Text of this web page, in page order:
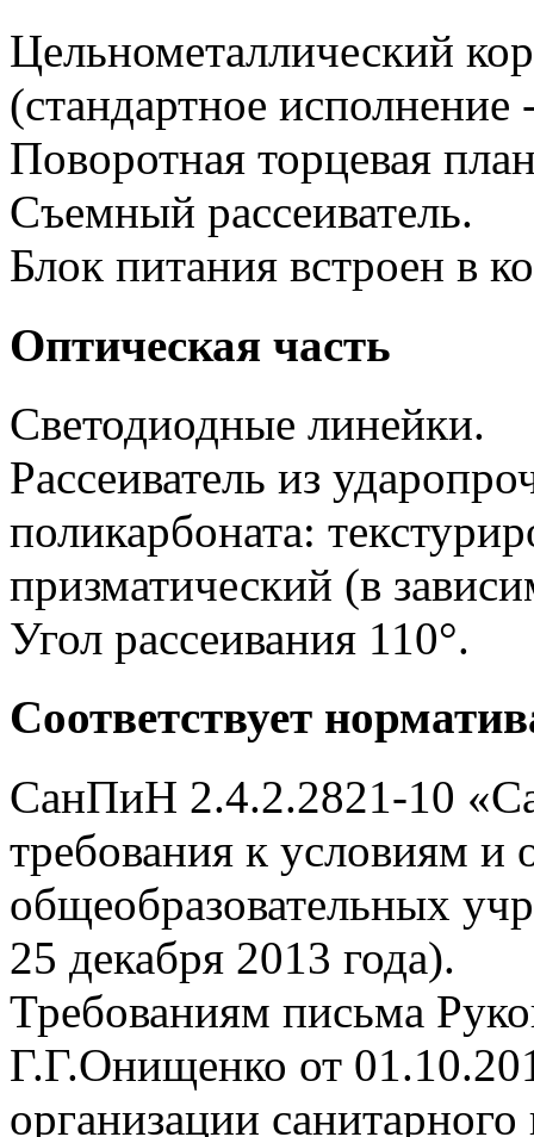
Цельнометаллический
(стандартное
Поворотная торцевая
Съемный рассеиватель.
Блок питания встроен в
Оптическая часть
Светодиодные линейки.
Рассеиватель из
поликарбоната:
призматический (в
Угол рассеивания 110°.
Соответствует
СанПиН 2.4.2.2821-10
требования к условиям и
общеобразовательных
25 декабря 2013 года).
Требованиям письма
Г.Г.Онищенко от
организации